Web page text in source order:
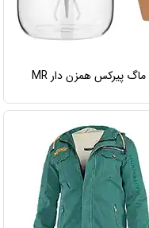
ماگ پیرکس همزن دار MR